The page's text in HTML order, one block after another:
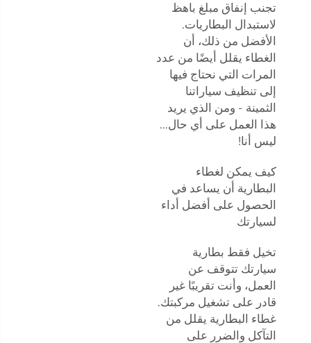
تجنب إنفاق مبلغ باهظ
لاستبدال البطاريات.
الأفضل من ذلك، أن
الغطاء يقلل أيضًا من عدد
المرات التي نحتاج فيها
إلى تنظيف سياراتنا
الثمينة - ومن الذي يريد
هذا العمل على أي حال...
ليس أنا!
كيف يمكن لغطاء
البطارية أن يساعد في
الحصول على أفضل أداء
لسيارتك
تخيل فقط بطارية
سيارتك تتوقف عن
العمل، وأنت تقريبًا غير
قادر على تشغيل مركبتك.
غطاء البطارية يقلل من
التآكل والضرر على